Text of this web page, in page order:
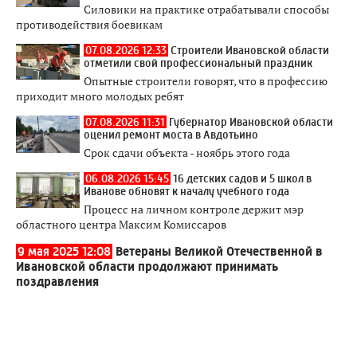
Силовики на практике отрабатывали способы
противодействия боевикам
07.08.2026 12:33 Строители Ивановской области
отметили свой профессиональный праздник
Опытные строители говорят, что в профессию
приходит много молодых ребят
07.08.2026 11:31 Губернатор Ивановской области
оценил ремонт моста в Авдотьино
Срок сдачи объекта - ноябрь этого года
06.08.2026 15:45 16 детских садов и 5 школ в
Иванове обновят к началу учебного года
Процесс на личном контроле держит мэр
областного центра Максим Комиссаров
9 мая 2025 12:08 Ветераны Великой Отечественной в
Ивановской области продолжают принимать
поздравления